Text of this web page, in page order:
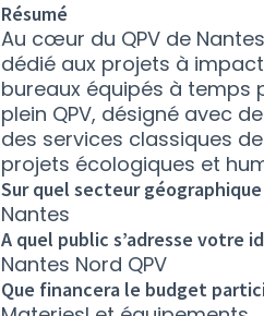
Résumé
Au cœur du QPV de
dédié aux projets à
bureaux équipés à temps
plein QPV, désigné avec
des services classiques
projets écologiques et
Sur quel secteur
Nantes
A quel public s’adresse votre
Nantes Nord QPV
Que financera le budget